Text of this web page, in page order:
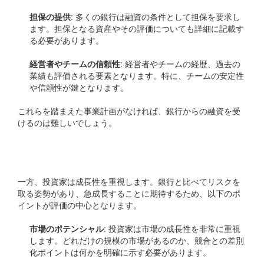
担保の提供: 多くの銀行は融資の条件として担保を要求し
ます。担保となる資産やその評価についても詳細に記載す
る必要があります。
経営者やチームの信頼性: 経営者やチームの経歴、過去の
業績も評価される要素となります。特に、チームの安定性
や信頼性が鍵となります。
これらを踏まえた事業計画がなければ、銀行からの融資を受
けるのは難しいでしょう。
一方、投資家は成長性を重視します。銀行と比べてリスクを
取る姿勢があり、急成長することに期待するため、以下のポ
イントが評価の中心となります。
市場のポテンシャル: 投資家は市場の成長性を非常に重視
します。どれだけの規模の市場があるのか、競合との差別
化ポイントは何かを明確に示す必要があります。